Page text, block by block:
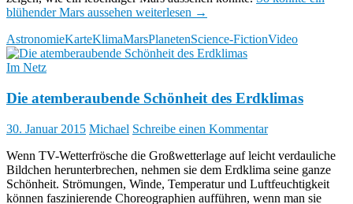
blühender Mars aussehen weiterlesen →
AstronomieKarteKlimaMarsPlanetenScience-FictionVideo
Im Netz
Die atemberaubende Schönheit des Erdklimas
30. Januar 2015 Michael Schreibe einen Kommentar
Wenn TV-Wetterfrösche die Großwetterlage auf leicht verdauliche
Bildchen herunterbrechen, nehmen sie dem Erdklima seine ganze
Schönheit. Strömungen, Winde, Temperatur und Luftfeuchtigkeit
können faszinierende Choreographien aufführen, wenn man sie